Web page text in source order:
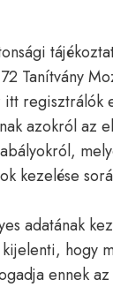
Tanítvány
regisztrálók
azokról az
kezelése
adatának
hogy
ennek